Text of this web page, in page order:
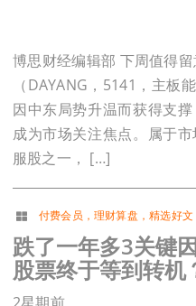
博思财经编辑部 下周值得
（DAYANG，5141，主板
因中东局势升温而获得支
成为市场关注焦点。属于
服股之一， […]
付费会员 ，理财算盘 ，精选好文
跌了一年多3关键
股票终于等到转机